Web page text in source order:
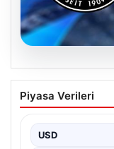
07.08.2026
Sturm Graz-
zaman?
Piyasa Verileri
USD